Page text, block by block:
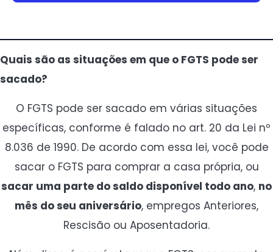
Quais são as situações em que o FGTS pode ser
sacado?
O FGTS pode ser sacado em várias situações
específicas, conforme é falado no art. 20 da Lei nº
8.036 de 1990. De acordo com essa lei, você pode
sacar o FGTS para comprar a casa própria, ou
sacar uma parte do saldo disponível todo ano, no
mês do seu aniversário, empregos Anteriores,
Rescisão ou Aposentadoria.